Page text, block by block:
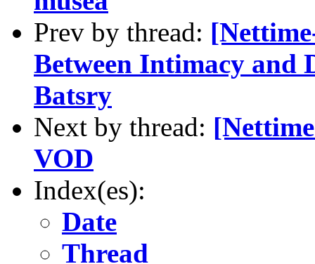
Prev by thread:
Between Intimacy and
Batsry
Next by thread:
VOD
Index(es):
Date
Thread